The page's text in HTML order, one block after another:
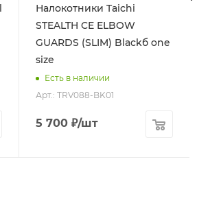
Налокотники Taichi
STEALTH CE ELBOW
GUARDS (SLIM) Blackб one
size
Есть в наличии
Арт.: TRV088-BK01
5 700 ₽/шт